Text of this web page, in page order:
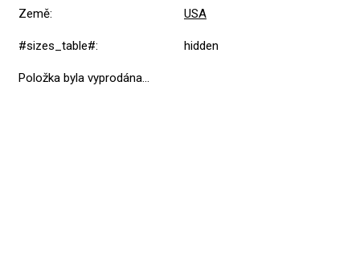
Země: USA
#sizes_table#: hidden
Položka byla vyprodána…